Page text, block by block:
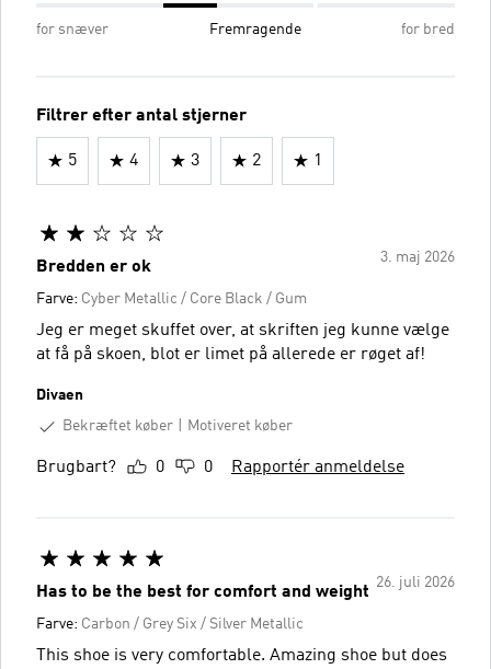
for snæver Fremragende for bred
Filtrer efter antal stjerner
5 4 3 2 1
3. maj 2026
Bredden er ok
Farve: Cyber Metallic / Core Black / Gum
Jeg er meget skuffet over, at skriften jeg kunne vælge
at få på skoen, blot er limet på allerede er røget af!
Divaen
Bekræftet køber
Motiveret køber
Brugbart? 0 0 Rapportér anmeldelse
26. juli 2026
Has to be the best for comfort and weight
Farve: Carbon / Grey Six / Silver Metallic
This shoe is very comfortable. Amazing shoe but does